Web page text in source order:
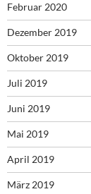
Februar 2020
Dezember 2019
Oktober 2019
Juli 2019
Juni 2019
Mai 2019
April 2019
März 2019